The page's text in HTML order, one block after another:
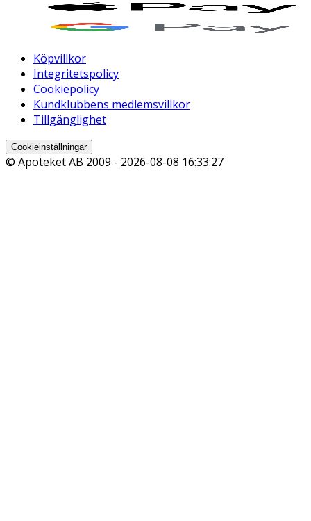
Köpvillkor
Integritetspolicy
Cookiepolicy
Kundklubbens medlemsvillkor
Tillgänglighet
Cookieinställningar
© Apoteket AB 2009 - 2026-08-08 16:33:27